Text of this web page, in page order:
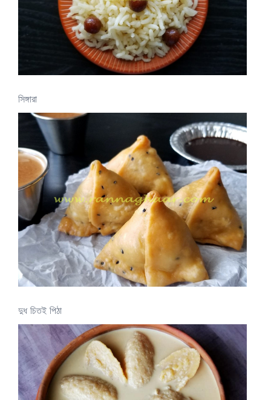
সিঙ্গারা
দুধ চিতই পিঠা